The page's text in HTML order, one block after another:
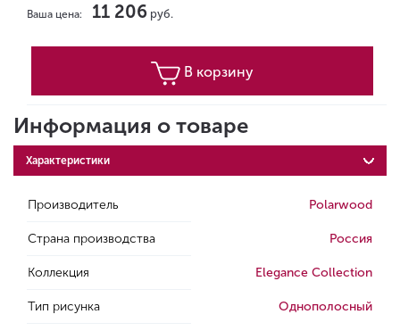
Ваша цена: 11 206 руб.
В корзину
Информация о товаре
Характеристики
Производитель Polarwood
Страна производства Россия
Коллекция Elegance Collection
Тип рисунка Однополосный